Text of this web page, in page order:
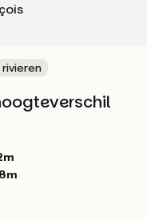
rivieren